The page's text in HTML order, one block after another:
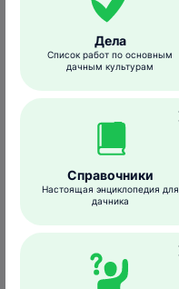
2,5 мл/10 л
Дела
Список работ по основным
дачным культурам
Справочники
Настоящая энциклопедия для
дачника